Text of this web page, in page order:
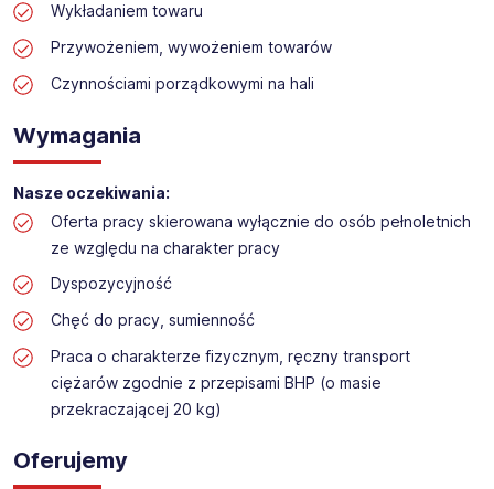
przedsiębiorstw w Polsce. Agencja jest wpisana pod nr
stanowisko:
Lokalizacja: Otwocku
Wykładaniem towaru
Przywożeniem, wywożeniem towarów
Czynnościami porządkowymi na hali
Wymagania
Nasze oczekiwania:
Oferta pracy skierowana wyłącznie do osób pełnoletnich
ze względu na charakter pracy
Dyspozycyjność
Chęć do pracy, sumienność
Praca o charakterze fizycznym, ręczny transport
ciężarów zgodnie z przepisami BHP (o masie
przekraczającej 20 kg)
Oferujemy